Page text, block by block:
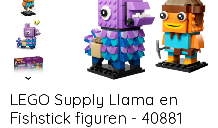
LEGO Supply Llama en
Fishstick figuren - 40881